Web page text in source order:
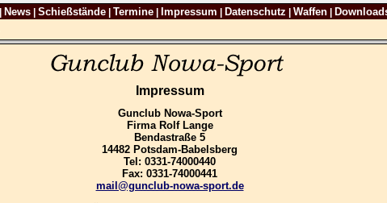
News| Schießstände| Termine| Impressum Datenschutz Waffen|
Impressum
Gunclub Nowa-Sport
Firma Rolf Lange
Bendastraße 5
14482 Potsdam-Babelsberg
Tel: 0331-74000440
Fax: 0331-74000441
mail@gunclub-nowa-sport.de